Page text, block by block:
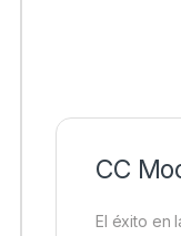
CC
El éxito en